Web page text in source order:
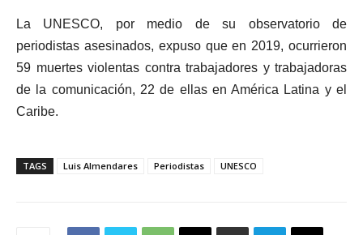
La UNESCO, por medio de su observatorio de
periodistas asesinados, expuso que en 2019, ocurrieron
59 muertes violentas contra trabajadores y trabajadoras
de la comunicación, 22 de ellas en América Latina y el
Caribe.
TAGS Luis Almendares Periodistas UNESCO